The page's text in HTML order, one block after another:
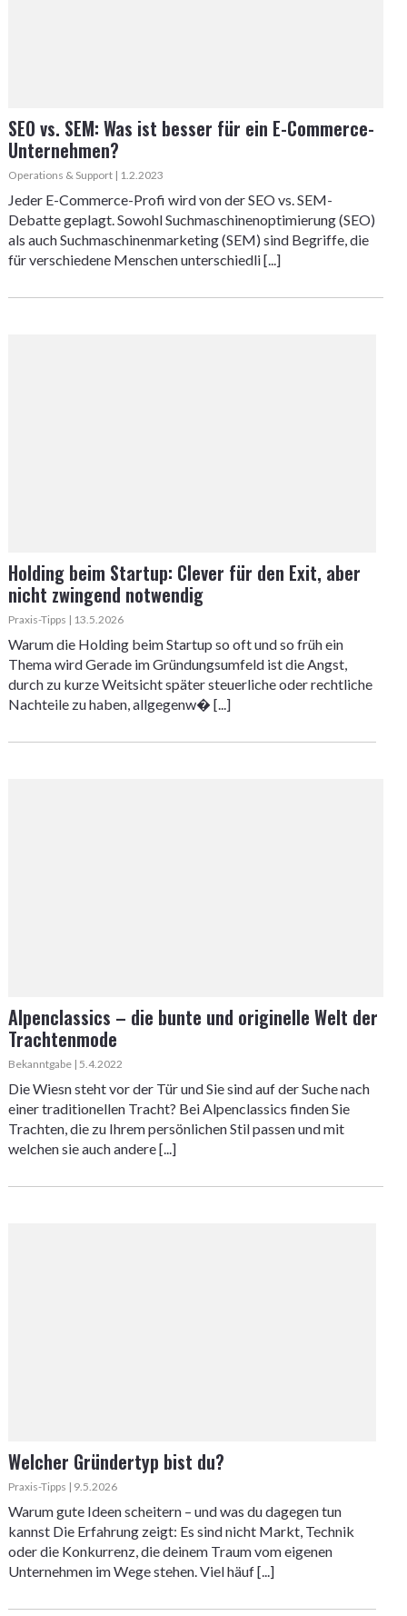
SEO vs. SEM: Was ist besser für ein E-Commerce-
Unternehmen?
Operations & Support | 1.2.2023
Jeder E-Commerce-Profi wird von der SEO vs. SEM-
Debatte geplagt. Sowohl Suchmaschinenoptimierung (SEO)
als auch Suchmaschinenmarketing (SEM) sind Begriffe, die
für verschiedene Menschen unterschiedli [...]
Holding beim Startup: Clever für den Exit, aber
nicht zwingend notwendig
Praxis-Tipps | 13.5.2026
Warum die Holding beim Startup so oft und so früh ein
Thema wird Gerade im Gründungsumfeld ist die Angst,
durch zu kurze Weitsicht später steuerliche oder rechtliche
Nachteile zu haben, allgegenw� [...]
Alpenclassics – die bunte und originelle Welt der
Trachtenmode
Bekanntgabe | 5.4.2022
Die Wiesn steht vor der Tür und Sie sind auf der Suche nach
einer traditionellen Tracht? Bei Alpenclassics finden Sie
Trachten, die zu Ihrem persönlichen Stil passen und mit
welchen sie auch andere [...]
Welcher Gründertyp bist du?
Praxis-Tipps | 9.5.2026
Warum gute Ideen scheitern – und was du dagegen tun
kannst Die Erfahrung zeigt: Es sind nicht Markt, Technik
oder die Konkurrenz, die deinem Traum vom eigenen
Unternehmen im Wege stehen. Viel häuf [...]